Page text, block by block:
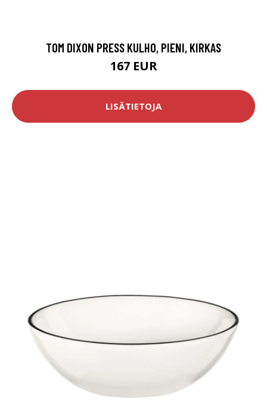
TOM DIXON PRESS KULHO, PIENI, KIRKAS
167 EUR
LISÄTIETOJA